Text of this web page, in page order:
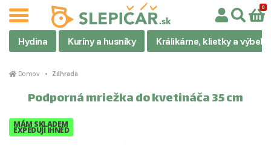
Hydina Kuríny a husníky Králikárne, klietky a výbehy
Domov Záhrada
Podporná mriežka do kvetináča 35 cm
MÁM SKLADEM
EXPEDUJI IHNED